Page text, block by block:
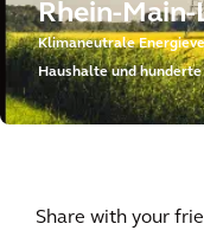
Rhein-Main-
Klimaneutrale
Haushalte und
Share with your